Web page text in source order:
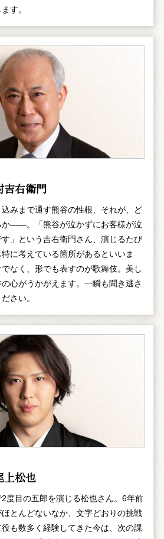
す。
吉右衛門
みまで通す熊谷の性根、それが、ど
か――。「熊谷が泣かずにお客様が泣
」という吉右衛門さん、演じるたび
に考えている箇所があるといいま
なく、形でも表すのが歌舞伎。美し
心がうかがえます。一瞬も聞き逃さ
さい。
上松也
2度目の五郎を演じる松也さん。6年前
とんどないなか、文字どおりの挑戦
も数多く経験してきた今は、次の課